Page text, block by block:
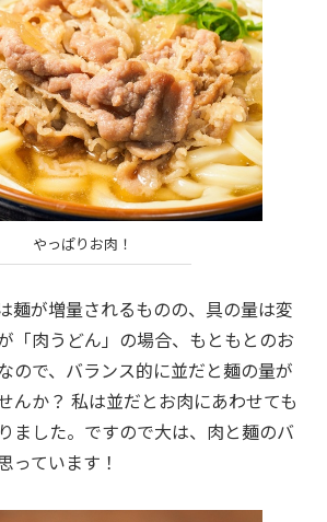
やっぱりお肉！
麺が増量されるものの、具の量は変
「肉うどん」の場合、もともとのお
ので、バランス的に並だと麺の量が
か？ 私は並だとお肉にあわせても
ました。ですので大は、肉と麺のバ
っています！